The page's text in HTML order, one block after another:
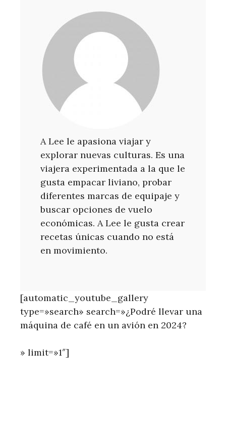
A Lee le apasiona viajar y
explorar nuevas culturas. Es una
viajera experimentada a la que le
gusta empacar liviano, probar
diferentes marcas de equipaje y
buscar opciones de vuelo
económicas. A Lee le gusta crear
recetas únicas cuando no está
en movimiento.
[automatic_youtube_gallery
type=»search» search=»¿Podré llevar una
máquina de café en un avión en 2024?
» limit=»1″]